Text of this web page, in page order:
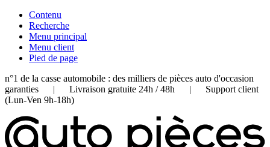
Contenu
Recherche
Menu principal
Menu client
Pied de page
n°1 de la casse automobile : des milliers de pièces auto d'occasion
garanties | Livraison gratuite 24h / 48h | Support client
(Lun-Ven 9h-18h)